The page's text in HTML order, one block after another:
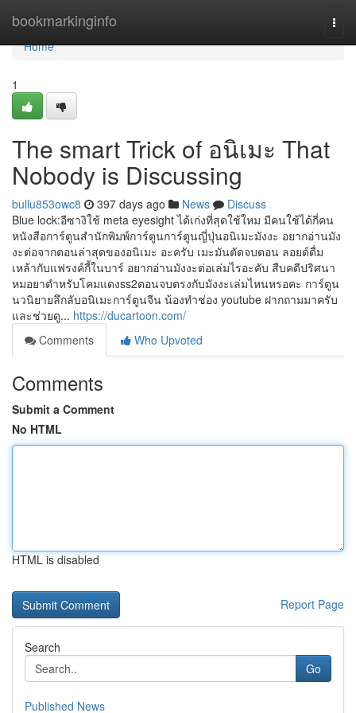
bookmarkinginfo
Home
Home
1
The smart Trick of อนิเมะ That
Nobody is Discussing
bullu853owc8 397 days ago News
Discuss
Blue lock:อีซางิใช้ meta eyesight ได้เก่งที่สุดใช้ใหม มีคนใช้ได้กี่คน
หนังสือการ์ตูนสำนักพิมพ์การ์ตูนการ์ตูนญี่ปุ่นอนิเมะมังงะ อยากอ่านมัง
งะต่อจากตอนล่าสุดของอนิเมะ อะครับ เมะมันตัดจบตอน ลอยด์ดื่ม
เหล้ากับแฟรงค์กี้ในบาร์ อยากอ่านมังงะต่อเล่มไรอะคับ สืบคดีปริศนา
หมอยาตำหรับโคมแดงss2ตอนจบตรงกับมังงะเล่มไหนหรอคะ การ์ตูน
นวนิยายลึกลับอนิเมะการ์ตูนจีน น้องทำช่อง youtube ฝากถามมาครับ
และช่วยดู... https://ducartoon.com/
Comments
Who Upvoted
Comments
Submit a Comment
No HTML
HTML is disabled
Report Page
Search
Go
Published News